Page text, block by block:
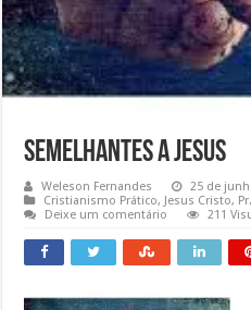
Semelhantes a Jesus
Weleson Fernandes
25 de
Cristianismo Prático, Jesus Cristo,
Deixe um comentário
211